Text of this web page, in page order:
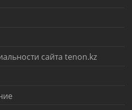
сайта tenon.kz